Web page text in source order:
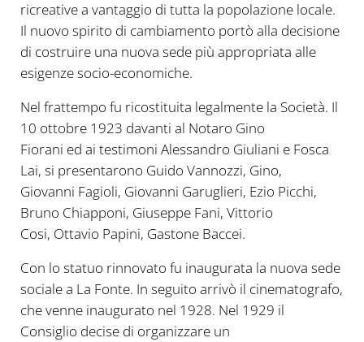
ricreative a vantaggio di tutta la popolazione locale.
Il nuovo spirito di cambiamento portò alla decisione
di costruire una nuova sede più appropriata alle
esigenze socio-economiche.
Nel frattempo fu ricostituita legalmente la Società. Il
10 ottobre 1923 davanti al Notaro Gino
Fiorani ed ai testimoni Alessandro Giuliani e Fosca
Lai, si presentarono Guido Vannozzi, Gino,
Giovanni Fagioli, Giovanni Garuglieri, Ezio Picchi,
Bruno Chiapponi, Giuseppe Fani, Vittorio
Cosi, Ottavio Papini, Gastone Baccei.
Con lo statuo rinnovato fu inaugurata la nuova sede
sociale a La Fonte. In seguito arrivò il cinematografo,
che venne inaugurato nel 1928. Nel 1929 il
Consiglio decise di organizzare un